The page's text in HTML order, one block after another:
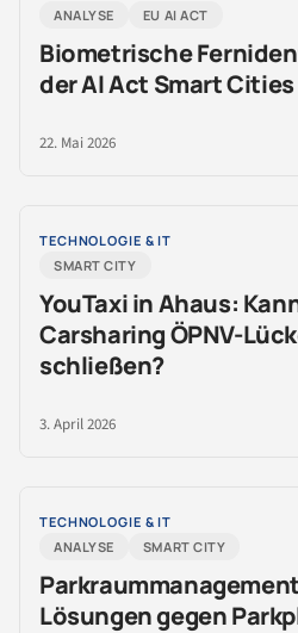
ANALYSE
EU AI ACT
Biometrische
der AI Act Smart
22. Mai 2026
TECHNOLOGIE & IT
SMART CITY
YouTaxi in Ahaus:
Carsharing ÖPNV-
schließen?
3. April 2026
TECHNOLOGIE & IT
ANALYSE
SMART CITY
Lösungen gegen